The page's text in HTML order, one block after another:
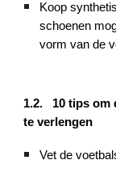
Koop
schoenen
vorm van de
1.2. 10 tips om
te verlengen
Vet de